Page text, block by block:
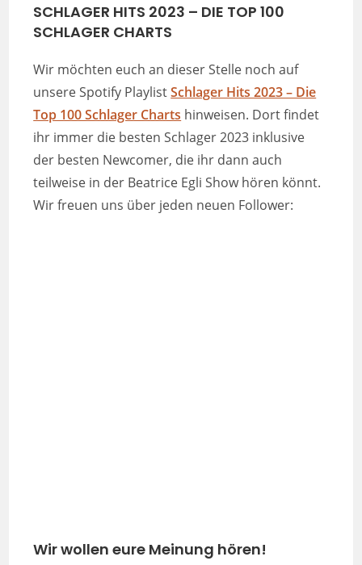
SCHLAGER HITS 2023 – DIE TOP 100
SCHLAGER CHARTS
Wir möchten euch an dieser Stelle noch auf
unsere Spotify PlaylistSchlager Hits 2023 – Die
Top 100 Schlager Charts hinweisen. Dort findet
ihr immer die besten Schlager 2023 inklusive
der besten Newcomer, die ihr dann auch
teilweise in der Beatrice Egli Show hören könnt.
Wir freuen uns über jeden neuen Follower:
Wir wollen eure Meinung hören!